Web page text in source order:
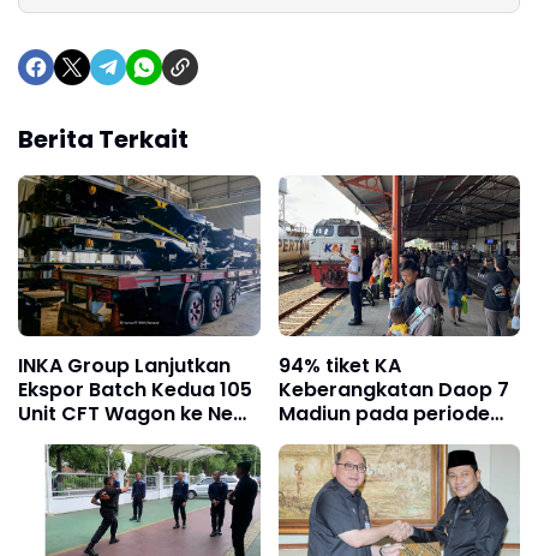
Berita Terkait
INKA Group Lanjutkan
Ekspor Batch Kedua 105
Unit CFT Wagon ke New
Zealand
94% tiket KA
Keberangkatan Daop 7
Madiun pada periode
Libur Panjang Kenaikan
Isa Al Masih telah terjual
habis